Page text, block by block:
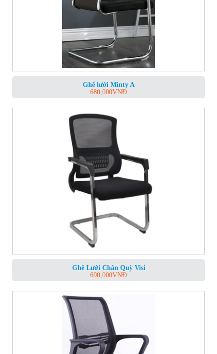
Ghế lưới Minty A
680,000VNĐ
Ghế Lưới Chân Quỳ Visi
690,000VNĐ